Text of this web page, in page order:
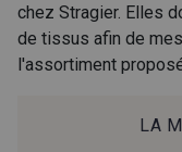
B - B
chez Stragier. Elles
de tissus afin de
l'assortiment
LA